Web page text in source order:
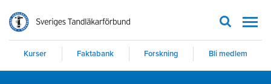
Kurser Faktabank Forskning Bli medlem